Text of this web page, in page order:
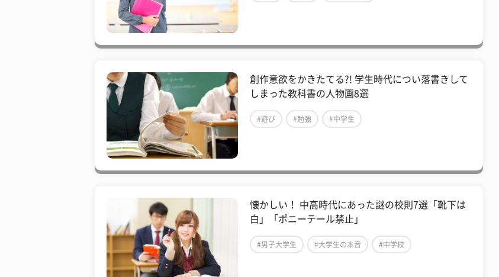
創作意欲をかきたてる?! 学生時代につい落書きして
しまった教科書の人物画8選
#遊び #勉強 #中学生
​懐かしい！ 中高時代にあった謎の校則7選「靴下は
白」「ポニーテール禁止」
#男子大学生 #大学生の本音 #中学校